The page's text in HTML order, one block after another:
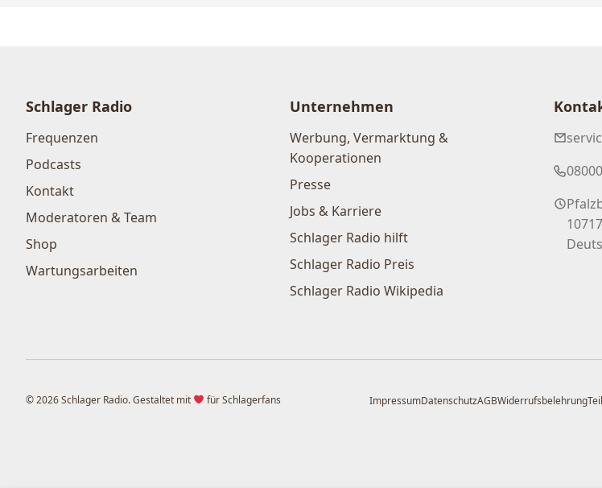
Schlager Radio
Frequenzen
Podcasts
Kontakt
Moderatoren & Team
Shop
Wartungsarbeiten
Unternehmen
Werbung, Vermarktung &
Kooperationen
Presse
Jobs & Karriere
Schlager Radio hilft
Schlager Radio Preis
Schlager Radio Wikipedia
© 2026 Schlager Radio. Gestaltet mit für Schlagerfans ImpressumDatenschutzAGBWiderrufsbelehrung